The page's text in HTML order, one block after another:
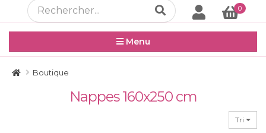
0
Menu
Boutique
Nappes 160x250 cm
Tri